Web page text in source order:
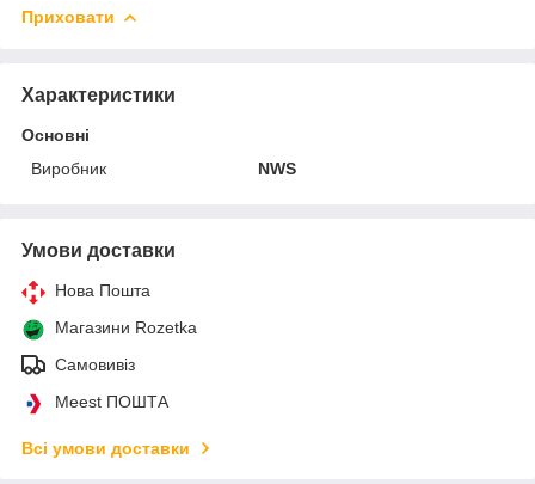
Приховати
Характеристики
Основні
Виробник
NWS
Умови доставки
Нова Пошта
Магазини Rozetka
Самовивіз
Meest ПОШТА
Всі умови доставки